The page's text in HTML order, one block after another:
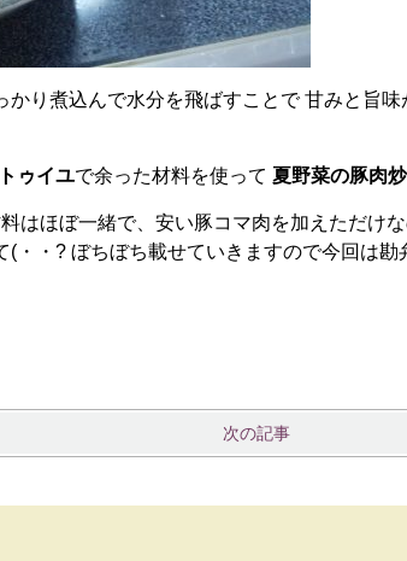
り煮込んで水分を飛ばすことで 甘みと旨味
ゥイユで余った材料を使って 夏野菜の豚肉
はほぼ一緒で、安い豚コマ肉を加えただけ
・・? ぼちぼち載せていきますので今回は勘
次の記事